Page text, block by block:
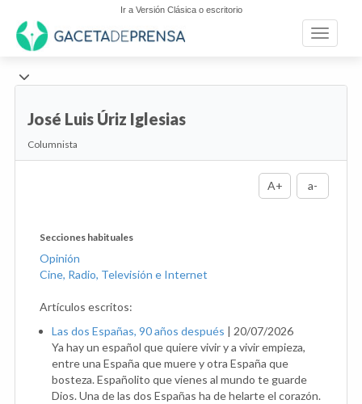
Ir a Versión Clásica o escritorio
Toggle
José Luis Úriz Iglesias
Columnista
A+ a-
Secciones habituales
Opinión
Cine, Radio, Televisión e Internet
Artículos escritos:
Las dos Españas, 90 años después | 20/07/2026
Ya hay un español que quiere vivir y a vivir empieza,
entre una España que muere y otra España que
bosteza. Españolito que vienes al mundo te guarde
Dios. Una de las dos Españas ha de helarte el corazón.